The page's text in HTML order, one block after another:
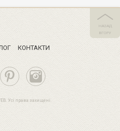
НАЗАД
ВГОРУ
КОНТАКТИ
Усі права захищені.